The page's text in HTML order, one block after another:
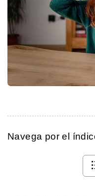
Navega por el